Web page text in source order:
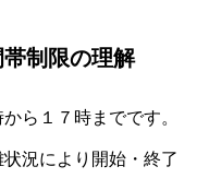
制限の理解
ら１７時までです。
況により開始・終了